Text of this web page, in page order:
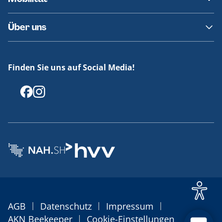
Fundsachen
Häufige Fragen
Barrierefreies Reisen
Erklärung Barrierefreiheit
Über uns
Offenlegungen
Finden Sie uns auf Social Media!
AGB | Datenschutz | Impressum |
AKN Beekeeper | Cookie-Einstellungen